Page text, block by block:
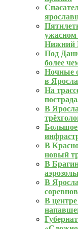
ужасном
Нижний
Под
более
Ночные
в
На
В
Большое
В
новый
В
В
В